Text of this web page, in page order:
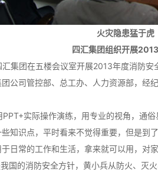
火灾隐患猛于虎
四汇集团组织开展
集团在五楼会议室开展2013年度消防安
公司管控部、总工办、人力资源部，
实际操作演练，用专业的视角，通
知识点，平时看来不觉得重要，但是到
日常的工作和生活，拿来就可以用，对
国的消防安全方针，黄小兵从防火、灭